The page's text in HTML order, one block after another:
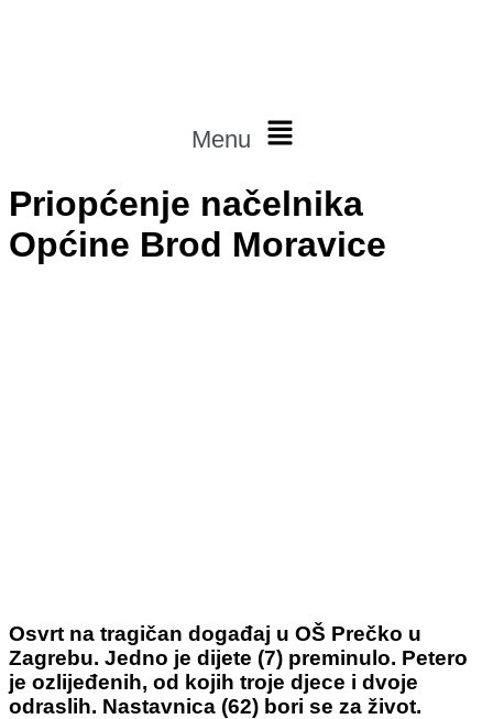
Menu
Priopćenje načelnika
Općine Brod Moravice
Osvrt na tragičan događaj u OŠ Prečko u
Zagrebu. Jedno je dijete (7) preminulo. Petero
je ozlijeđenih, od kojih troje djece i dvoje
odraslih. Nastavnica (62) bori se za život.